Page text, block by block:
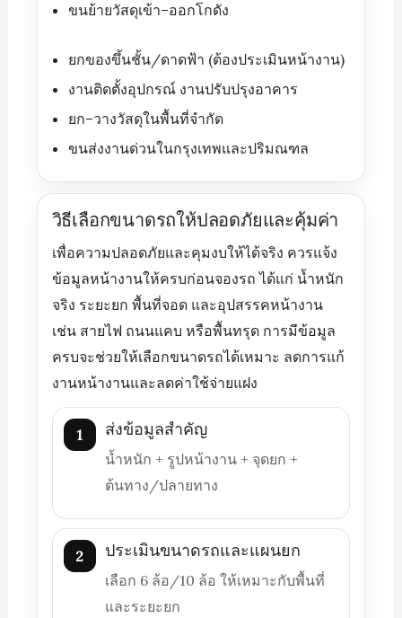
ขนย้ายวัสดุเข้า–ออกโกดัง
ยกของขึ้นชั้น/ดาดฟ้า (ต้องประเมินหน้างาน)
งานติดตั้งอุปกรณ์ งานปรับปรุงอาคาร
ยก–วางวัสดุในพื้นที่จำกัด
ขนส่งงานด่วนในกรุงเทพและปริมณฑล
วิธีเลือกขนาดรถให้ปลอดภัยและคุ้มค่า
เพื่อความปลอดภัยและคุมงบให้ได้จริง ควรแจ้ง
ข้อมูลหน้างานให้ครบก่อนจองรถ ได้แก่ น้ำหนัก
จริง ระยะยก พื้นที่จอด และอุปสรรคหน้างาน
เช่น สายไฟ ถนนแคบ หรือพื้นทรุด การมีข้อมูล
ครบจะช่วยให้เลือกขนาดรถได้เหมาะ ลดการแก้
งานหน้างานและลดค่าใช้จ่ายแฝง
1 ส่งข้อมูลสำคัญ
น้ำหนัก + รูปหน้างาน + จุดยก +
ต้นทาง/ปลายทาง
2 ประเมินขนาดรถและแผนยก
เลือก 6 ล้อ/10 ล้อ ให้เหมาะกับพื้นที่
และระยะยก